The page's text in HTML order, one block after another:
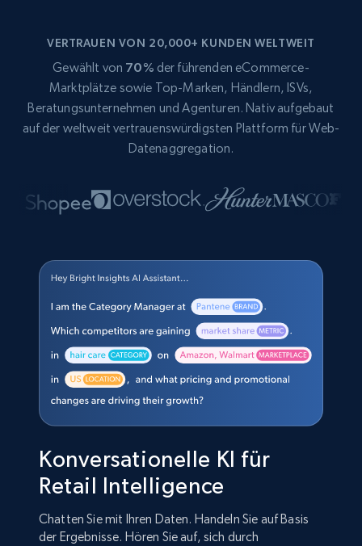
VERTRAUEN VON 20,000+ KUNDEN WELTWEIT
Gewählt von 70% der führenden eCommerce-
Marktplätze sowie Top-Marken, Händlern, ISVs,
Beratungsunternehmen und Agenturen. Nativ aufgebaut
auf der weltweit vertrauenswürdigsten Plattform für Web-
Datenaggregation.
Konversationelle KI für
Retail Intelligence
Chatten Sie mit Ihren Daten. Handeln Sie auf Basis
der Ergebnisse. Hören Sie auf, sich durch